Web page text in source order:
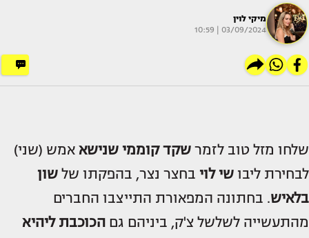
מיקי לוין
03/09/2024 | 10:59
שלחו מזל טוב לזמר שקד קוממי שנישא אמש (שני)
לבחירת ליבו שי לוי בחצר נצר, בהפקתו של שון
בלאיש. בחתונה המפאורת התייצבו החברים
מהתעשייה לשלשל צ'ק, ביניהם גם הכוכבת ליהיא